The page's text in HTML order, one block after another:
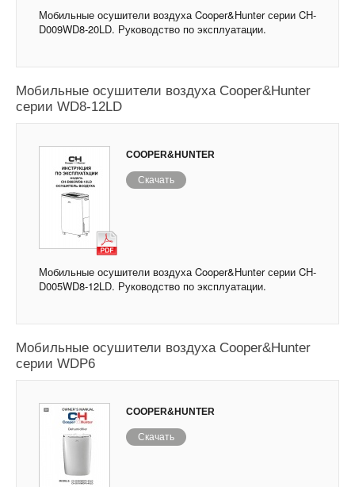
Мобильные осушители воздуха Cooper&Hunter серии CH-
D009WD8-20LD. Руководство по эксплуатации.
Мобильные осушители воздуха Cooper&Hunter
серии WD8-12LD
COOPER&HUNTER
Скачать
Мобильные осушители воздуха Cooper&Hunter серии CH-
D005WD8-12LD. Руководство по эксплуатации.
Мобильные осушители воздуха Cooper&Hunter
серии WDP6
COOPER&HUNTER
Скачать